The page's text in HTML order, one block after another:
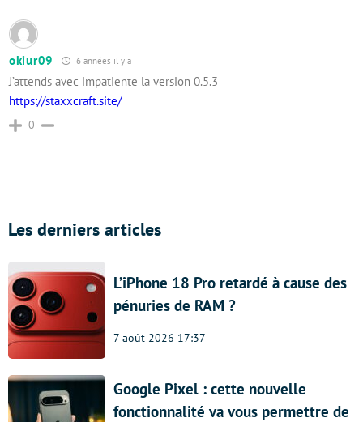
okiur09 6 années il y a
J’attends avec impatiente la version 0.5.3
https://staxxcraft.site/
0
Les derniers articles
L’iPhone 18 Pro retardé à cause des
pénuries de RAM ?
7 août 2026 17:37
Google Pixel : cette nouvelle
fonctionnalité va vous permettre de